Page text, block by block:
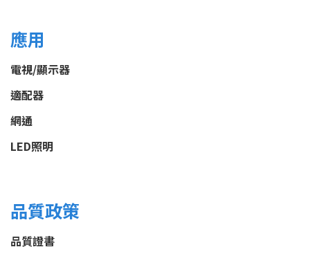
應用
電視/顯示器
適配器
網通
LED照明
品質政策
品質證書